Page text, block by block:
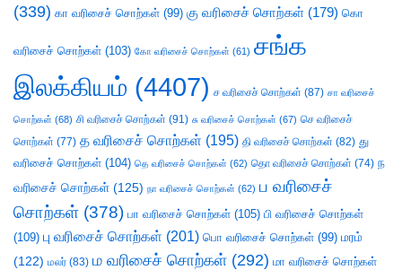
(339) கா வரிசைச் சொற்கள் (99) கு வரிசைச் சொற்கள் (179) கொ
வரிசைச் சொற்கள் (103) கோ வரிசைச் சொற்கள் (61) சங்க
இலக்கியம் (4407) ச வரிசைச் சொற்கள் (87) சா வரிசைச்
சொற்கள் (68) சி வரிசைச் சொற்கள் (91) சு வரிசைச் சொற்கள் (67) செ வரிசைச்
சொற்கள் (77) த வரிசைச் சொற்கள் (195) தி வரிசைச் சொற்கள் (82) து
வரிசைச் சொற்கள் (104) தெ வரிசைச் சொற்கள் (62) தொ வரிசைச் சொற்கள் (74) ந
வரிசைச் சொற்கள் (125) நா வரிசைச் சொற்கள் (62) ப வரிசைச்
சொற்கள் (378) பா வரிசைச் சொற்கள் (105) பி வரிசைச் சொற்கள்
(109) பு வரிசைச் சொற்கள் (201) பொ வரிசைச் சொற்கள் (99) மரம்
(122) மலர் (83) ம வரிசைச் சொற்கள் (292) மா வரிசைச் சொற்கள்